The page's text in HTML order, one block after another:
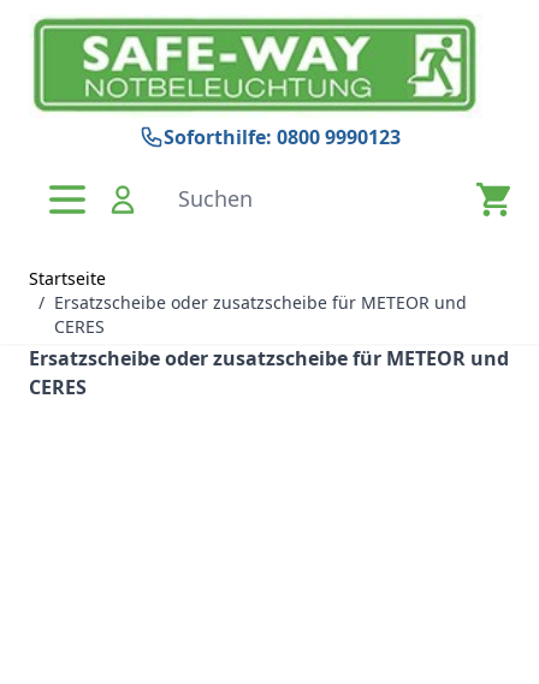
Zum Inhalt springen
Soforthilfe: 0800 9990123
Suchen
Startseite
/ Ersatzscheibe oder zusatzscheibe für METEOR und
CERES
Ersatzscheibe oder zusatzscheibe für METEOR und
CERES